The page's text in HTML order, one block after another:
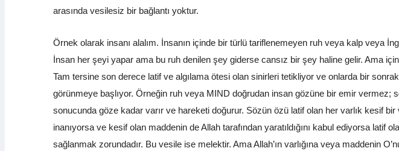
arasında vesilesiz bir bağlantı yoktur.
Örnek olarak insanı alalım. İnsanın içinde bir türlü tariflenemeyen ruh veya kalp veya
İnsan her şeyi yapar ama bu ruh denilen şey giderse cansız bir şey haline gelir. Ama
Tam tersine son derece latif ve algılama ötesi olan sinirleri tetikliyor ve onlarda bir
görünmeye başlıyor. Örneğin ruh veya MIND doğrudan insan gözüne bir emir
sonucunda göze kadar varır ve hareketi doğurur. Sözün özü latif olan her varlık kesif
inanıyorsa ve kesif olan maddenin de Allah tarafından yaratıldığını kabul ediyorsa
sağlanmak zorundadır. Bu vesile ise melektir. Ama Allah’ın varlığına veya maddenin